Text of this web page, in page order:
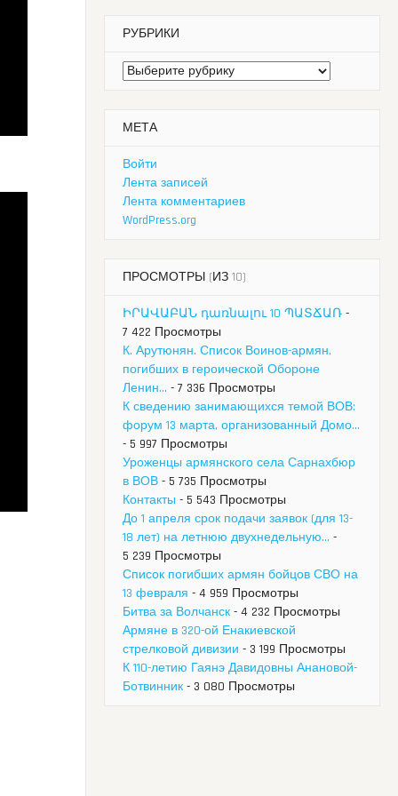
РУБРИКИ
Рубрики
МЕТА
Войти
Лента записей
Лента комментариев
WordPress.org
ПРОСМОТРЫ (ИЗ 10)
ԻՐԱՎԱԲԱՆ դառնալու 10 ՊԱՏՃԱՌ -
7 422 Просмотры
К. Арутюнян. Список Воинов-армян,
погибших в героической Обороне
Ленин... - 7 336 Просмотры
К сведению занимающихся темой ВОВ:
форум 13 марта, организованный Домо...
- 5 997 Просмотры
Уроженцы армянского села Сарнахбюр
в ВОВ - 5 735 Просмотры
Контакты - 5 543 Просмотры
До 1 апреля срок подачи заявок (для 13-
18 лет) на летнюю двухнедельную... -
5 239 Просмотры
Список погибших армян бойцов СВО на
13 февраля - 4 959 Просмотры
Битва за Волчанск - 4 232 Просмотры
Армяне в 320-ой Енакиевской
стрелковой дивизии - 3 199 Просмотры
К 110-летию Гаянэ Давидовны Анановой-
Ботвинник - 3 080 Просмотры